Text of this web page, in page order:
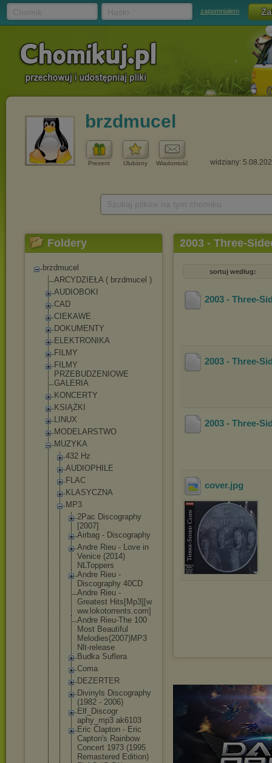
zapomniałem
brzdmucel
Prezent Ulubiony Wiadomość widziany:
Foldery
brzdmucel
ARCYDZIEŁA ( brzdmucel )
AUDIOBOKI
CAD
CIEKAWE
DOKUMENTY
ELEKTRONIKA
FILMY
FILMY
PRZEBUDZENIOWE
GALERIA
KONCERTY
KSIĄŻKI
LINUX
MODELARSTWO
MUZYKA
432 Hz
AUDIOPHILE
FLAC
KLASYCZNA
MP3
2Pac Discography
[2007]
Airbag - Discography
Andre Rieu - Love in
Venice (2014)
NLToppers
Andre Rieu -
Discography 40CD
Andre Rieu -
Greatest Hits[Mp3][w
ww.lokotorrents.com]
Andre Rieu-The 100
Most Beautiful
Melodies(2007)MP3
Nlt-release
Budka Suflera
Coma
DEZERTER
Divinyls Discography
(1982 - 2006)
Elf_Discogr
aphy_mp3 ak6103
Eric Clapton - Eric
Capton's Rainbow
Concert 1973 (1995
Remastered Edition)
2003 - Three-
sortuj według:
2003 - Three-
2003 - Three-
2003 - Three-
cover.jpg